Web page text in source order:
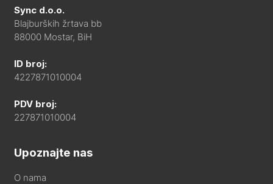
Sync d.o.o.
Blajburških žrtava bb
88000 Mostar, BiH
ID broj:
4227871010004
PDV broj:
227871010004
Upoznajte nas
O nama